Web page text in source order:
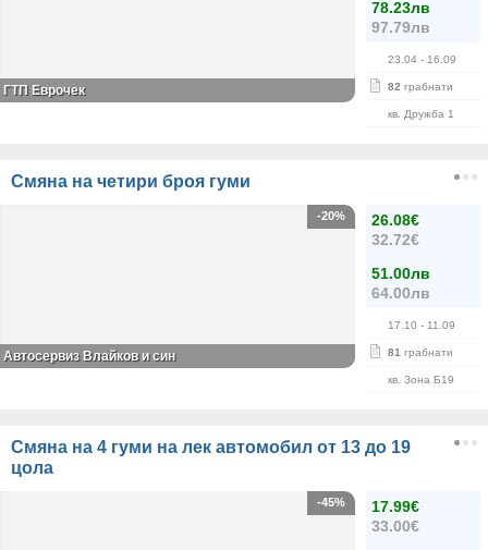
78.23лв
97.79лв
23.04 - 16.09
82 грабнати
кв. Дружба 1
ГТП Еврочек
Смяна на четири броя гуми
26.08€
32.72€
51.00лв
64.00лв
17.10 - 11.09
81 грабнати
кв. Зона Б19
-20%
Автосервиз Влайков и син
Смяна на 4 гуми на лек автомобил от 13 до 19
цола
17.99€
33.00€
-45%